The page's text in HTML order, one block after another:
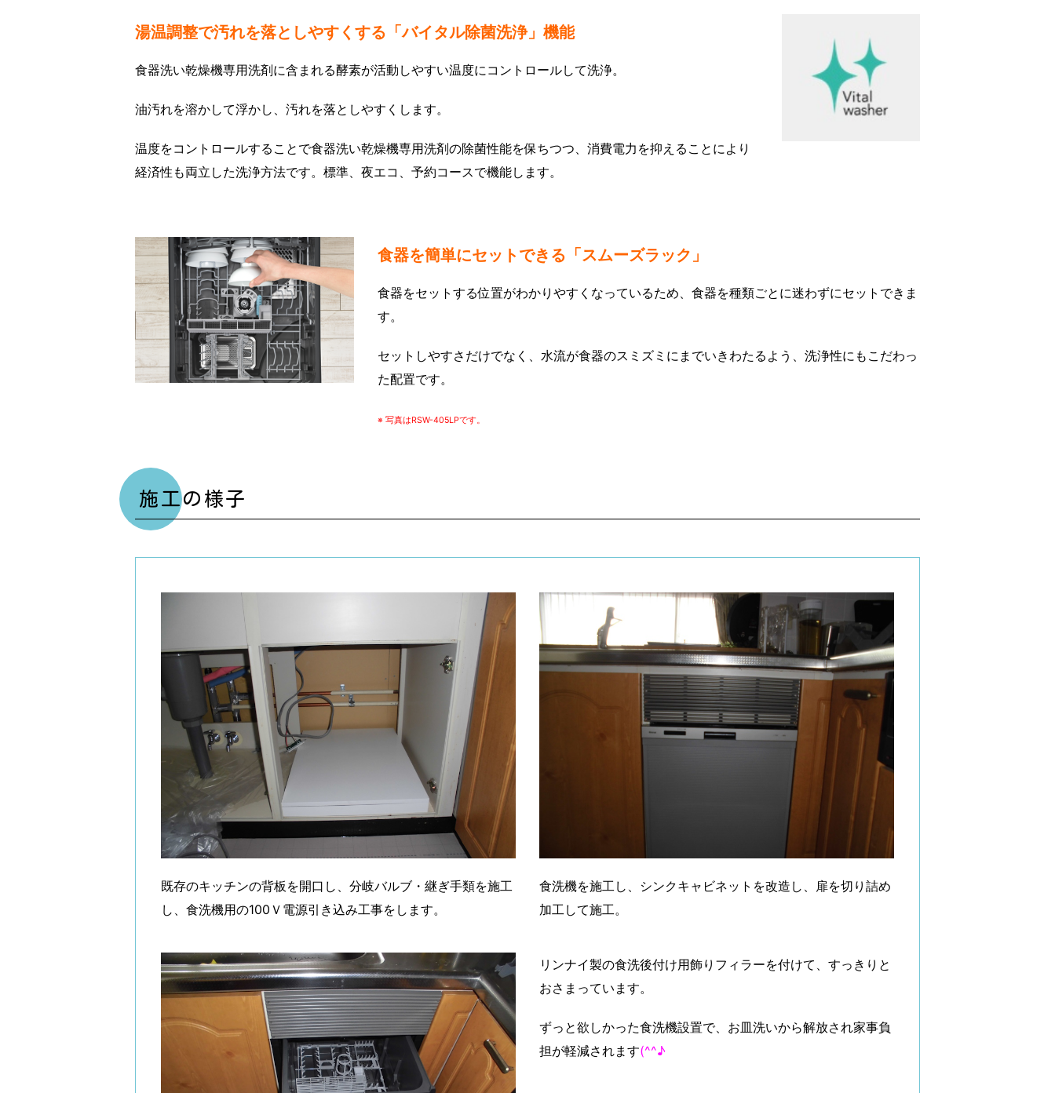
湯温調整で汚れを落としやすくする「バイタル除菌洗浄」機能
食器洗い乾燥機専用洗剤に含まれる酵素が活動しやすい温度にコントロールして洗浄。
油汚れを溶かして浮かし、汚れを落としやすくします。
温度をコントロールすることで食器洗い乾燥機専用洗剤の除菌性能を保ちつつ、消費電力を抑えることにより
経済性も両立した洗浄方法です。標準、夜エコ、予約コースで機能します。
食器を簡単にセットできる「スムーズラック」
食器をセットする位置がわかりやすくなっているため、食器を種類ごとに迷わずにセットできま
す。
セットしやすさだけでなく、水流が食器のスミズミにまでいきわたるよう、洗浄性にもこだわっ
た配置です。
※ 写真はRSW-405LPです。
施工の様子
既存のキッチンの背板を開口し、分岐バルブ・継ぎ手類を施工
し、食洗機用の100Ｖ電源引き込み工事をします。
食洗機を施工し、シンクキャビネットを改造し、扉を切り詰め
加工して施工。
リンナイ製の食洗後付け用飾りフィラーを付けて、すっきりと
おさまっています。
ずっと欲しかった食洗機設置で、お皿洗いから解放され家事負
担が軽減されます(^^♪